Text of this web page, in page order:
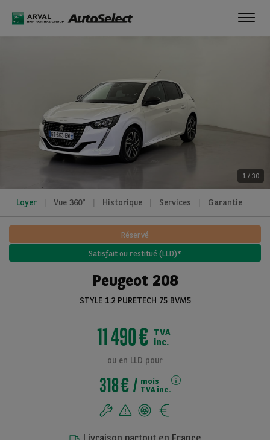
1 / 30
Loyer Vue 360° Historique Services Garantie
Réservé
Satisfait ou restitué (LLD)*
Peugeot 208
STYLE 1.2 PURETECH 75 BVM5
11 490 € TVA
inc.
ou en LLD pour
318 €
mois
TVA inc.